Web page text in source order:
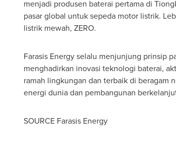
menjadi produsen baterai pertama di
pasar global untuk sepeda motor listrik.
listrik mewah, ZERO.
Farasis Energy selalu menjunjung prinsip
menghadirkan inovasi teknologi baterai,
ramah lingkungan dan terbaik di beragam
energi dunia dan pembangunan
SOURCE Farasis Energy